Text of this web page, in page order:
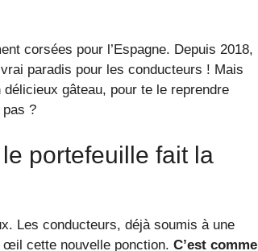
corsées pour l’Espagne. Depuis 2018,
paradis pour les conducteurs ! Mais
délicieux gâteau, pour te le reprendre
pas ?
portefeuille fait la
Les conducteurs, déjà soumis à une
œil cette nouvelle ponction. C’est comme